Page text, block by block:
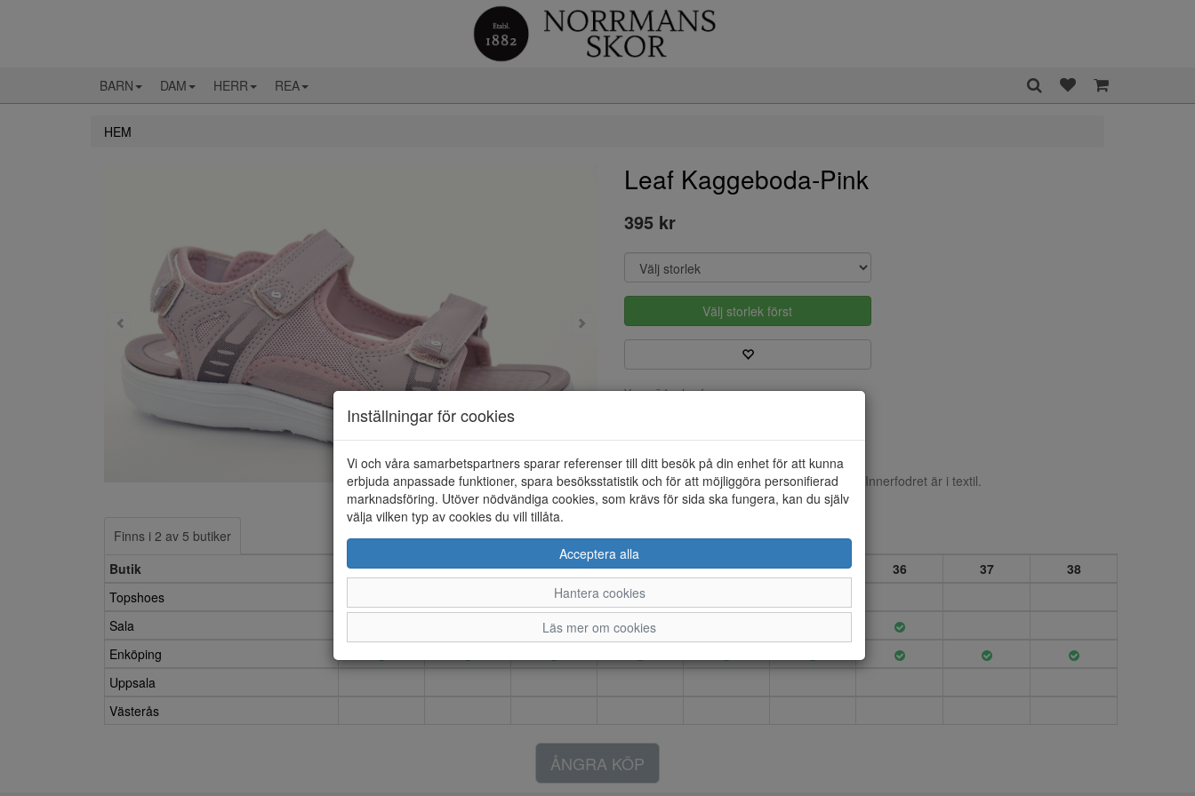
BARN DAM HERR REA
HEM
Leaf Kaggeboda-Pink
395 kr
Välj storlek först
Varumärke: Leaf
Färg: Rosa
Sandal med tre justerbara kardborreband. Innerfodret är i textil.
Finns i 2 av 5 butiker
Butik
30 31 32 33 34 35 36 37
38
Topshoes
Sala
Enköping
Uppsala
Västerås
ÅNGRA KÖP
Inställningar för cookies
Vi och våra samarbetspartners sparar referenser till ditt besök på din enhet för att kunna
erbjuda anpassade funktioner, spara besöksstatistik och för att möjliggöra personifierad
marknadsföring. Utöver nödvändiga cookies, som krävs för sida ska fungera, kan du själv
välja vilken typ av cookies du vill tillåta.
Acceptera alla
Hantera cookies
Läs mer om cookies